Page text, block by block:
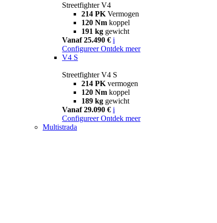
Streetfighter V4
214 PK Vermogen
120 Nm koppel
191 kg gewicht
Vanaf 25.490 € i
Configureer Ontdek meer
V4 S
Streetfighter V4 S
214 PK vermogen
120 Nm koppel
189 kg gewicht
Vanaf 29.090 € i
Configureer Ontdek meer
Multistrada